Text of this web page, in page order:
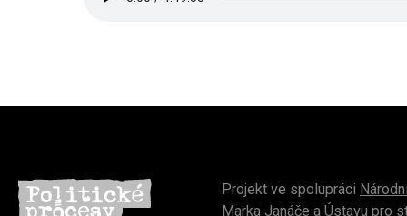
Projekt ve spolupráci
Marka Janáče a Ústavu pro